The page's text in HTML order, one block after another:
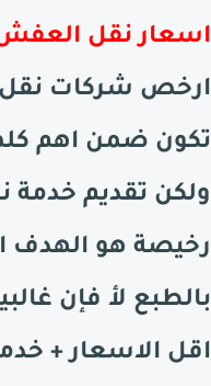
اسعار نقل
ارخص شركات
تكون ضمن اهم
ولكن تقديم
رخيصة هو الهدف
بالطبع لأ فإن
اقل الاسعار +